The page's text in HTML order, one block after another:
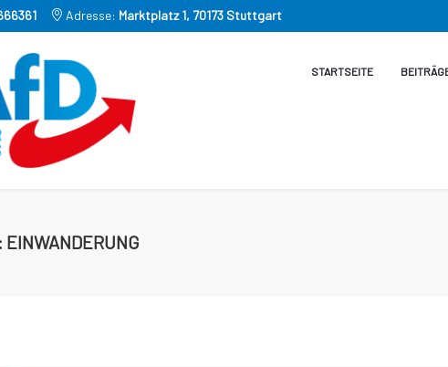
Adresse: Marktplatz 1, 70173 Stuttgart
STARTSEITE
EINWANDERUNG